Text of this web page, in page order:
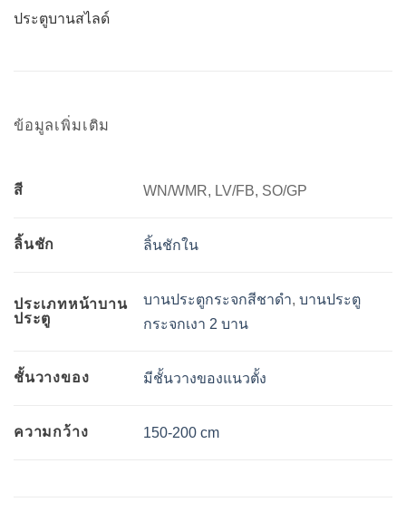
ประตูบานสไลด์
ข้อมูลเพิ่มเติม
สี WN/WMR, LV/FB, SO/GP
ลิ้นชัก ลิ้นชักใน
ประเภทหน้าบาน
ประตู
บานประตูกระจกสีชาดำ, บานประตู
กระจกเงา 2 บาน
ชั้นวางของ มีชั้นวางของแนวตั้ง
ความกว้าง 150-200 cm